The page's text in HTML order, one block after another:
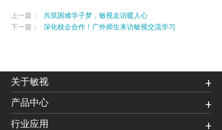
上一篇：
共筑困难学子梦，敏视走访暖人心
下一篇：
深化校企合作！广外师生来访敏视交流学习
关于敏视
产品中心
行业应用